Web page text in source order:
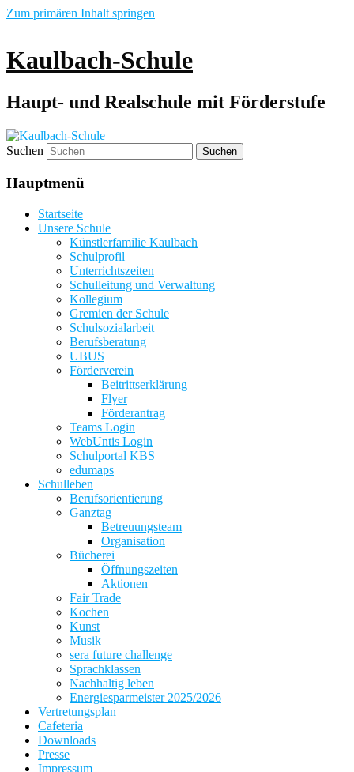
Zum primären Inhalt springen
Kaulbach-Schule
Haupt- und Realschule mit Förderstufe
Suchen
Hauptmenü
Startseite
Unsere Schule
Künstlerfamilie Kaulbach
Schulprofil
Unterrichtszeiten
Schulleitung und Verwaltung
Kollegium
Gremien der Schule
Schulsozialarbeit
Berufsberatung
UBUS
Förderverein
Beitrittserklärung
Flyer
Förderantrag
Teams Login
WebUntis Login
Schulportal KBS
edumaps
Schulleben
Berufsorientierung
Ganztag
Betreuungsteam
Organisation
Bücherei
Öffnungszeiten
Aktionen
Fair Trade
Kochen
Kunst
Musik
sera future challenge
Sprachklassen
Nachhaltig leben
Energiesparmeister 2025/2026
Vertretungsplan
Cafeteria
Downloads
Presse
Impressum